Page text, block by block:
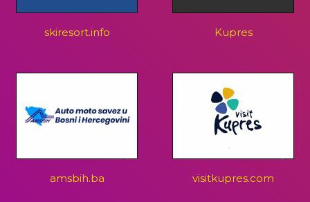
skiresort.info Kupres
amsbih.ba visitkupres.com